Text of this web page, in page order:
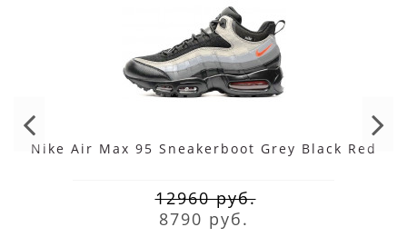
Nike Air Max 95 Sneakerboot Grey Black Red
12960 руб.
8790 руб.